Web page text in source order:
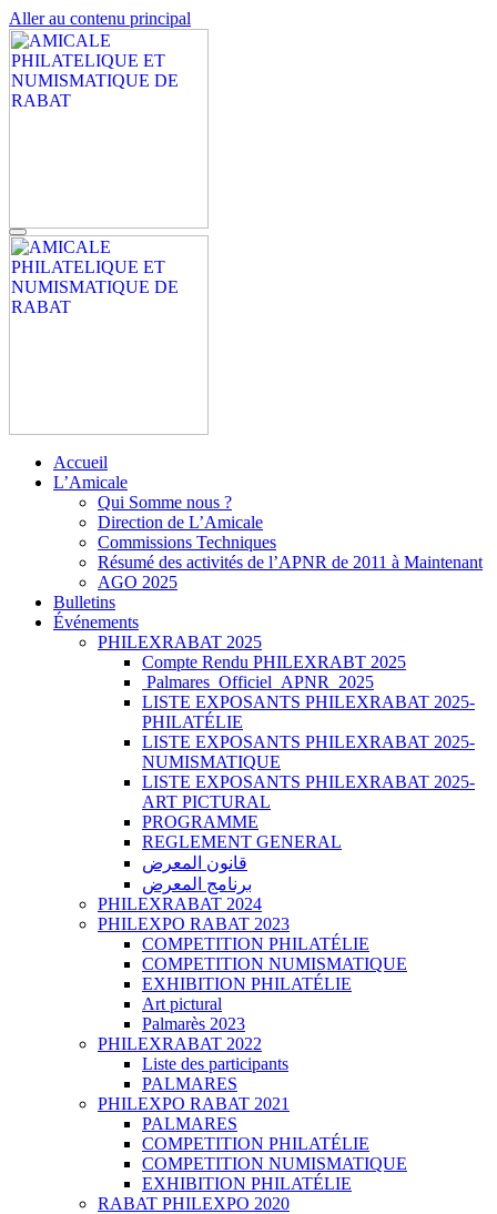
Aller au contenu principal
AMICALE PHILATELIQUE ET NUMISMATIQUE DE RABAT
APNR
APNRAccueil
L’Amicale
Qui Somme nous ?
Direction de L’Amicale
Commissions Techniques
Résumé des activités de l’APNR de 2011 à Maintenant
AGO 2025
Bulletins
Événements
PHILEXRABAT 2025
Compte Rendu PHILEXRABT 2025
Palmares_Officiel_APNR_2025
LISTE EXPOSANTS PHILEXRABAT 2025-
PHILATÉLIE
LISTE EXPOSANTS PHILEXRABAT 2025-
NUMISMATIQUE
LISTE EXPOSANTS PHILEXRABAT 2025-
ART PICTURAL
PROGRAMME
REGLEMENT GENERAL
قانون المعرض
برنامج المعرض
PHILEXRABAT 2024
PHILEXPO RABAT 2023
COMPETITION PHILATÉLIE
COMPETITION NUMISMATIQUE
EXHIBITION PHILATÉLIE
Art pictural
Palmarès 2023
PHILEXRABAT 2022
Liste des participants
PALMARES
PHILEXPO RABAT 2021
PALMARES
COMPETITION PHILATÉLIE
COMPETITION NUMISMATIQUE
EXHIBITION PHILATÉLIE
RABAT PHILEXPO 2020